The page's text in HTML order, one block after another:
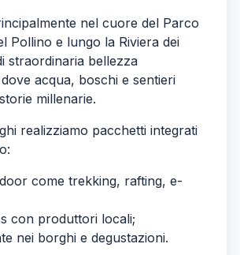
nel cuore del Parco
Pollino e lungo la Riviera dei
straordinaria bellezza
acqua, boschi e sentieri
millenarie.
realizziamo pacchetti integrati
come trekking, rafting, e-
con produttori locali;
nei borghi e degustazioni.